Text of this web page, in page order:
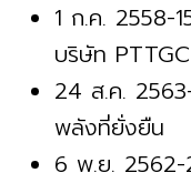
1 ก.ค. 2558-
บริษัท
24 ส.ค.
พลังที่ยั่งยืน
6 พ.ย. 2562-